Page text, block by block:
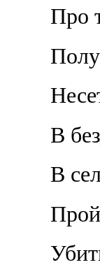
Про
В
В